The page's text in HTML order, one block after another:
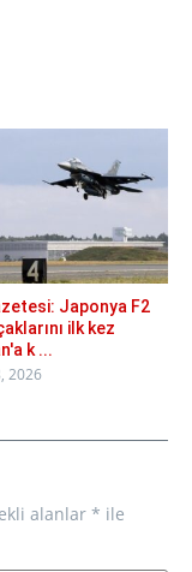
Japonya F2
ilk kez
k ...
2026
alanlar * ile